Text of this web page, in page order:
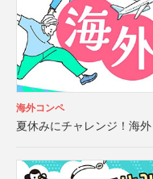
海外コンペ
夏休みにチャレンジ！海